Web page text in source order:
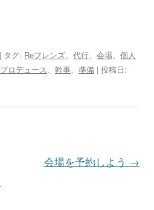
| タグ: Reフレンズ、 代行、 会場、 個人
ロデュース、 幹事、 準備 | 投稿日:
会場を予約しよう →